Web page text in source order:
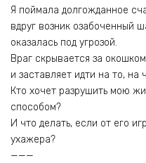
Я поймала долгожданное
вдруг возник озабоченный
оказалась под угрозой.
Враг скрывается за
и заставляет идти на то, на
Кто хочет разрушить мою
способом?
И что делать, если от его
ухажера?
———